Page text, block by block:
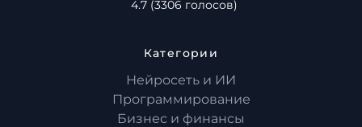
4.7 (3306 голосов)
Категории
Нейросеть и ИИ
Программирование
Бизнес и финансы